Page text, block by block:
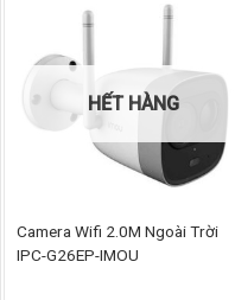
HẾT HÀNG
Camera Wifi 2.0M Ngoài Trời
IPC-G26EP-IMOU